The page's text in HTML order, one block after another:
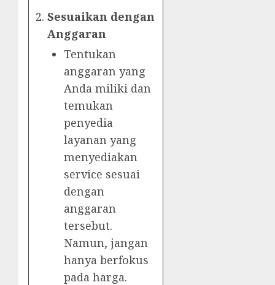
Sesuaikan dengan
Anggaran
Tentukan
anggaran yang
Anda miliki dan
temukan
penyedia
layanan yang
menyediakan
service sesuai
dengan
anggaran
tersebut.
Namun, jangan
hanya berfokus
pada harga.